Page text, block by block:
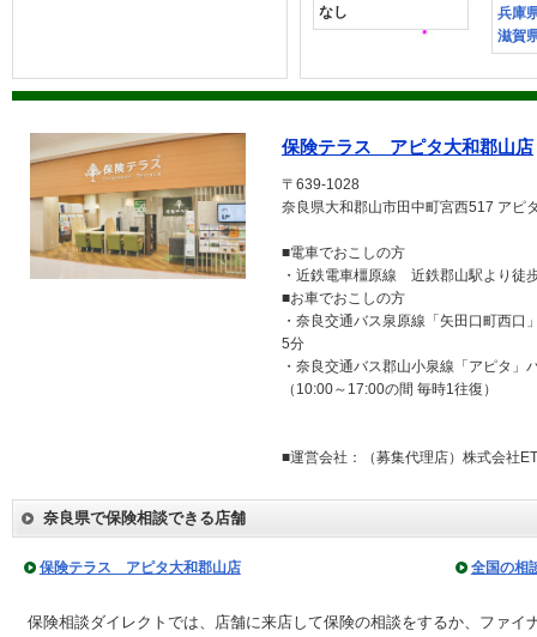
兵庫
滋賀
なし
保険テラス アピタ大和郡山店
〒639-1028
奈良県大和郡山市田中町宮西517 アピ
■電車でおこしの方
・近鉄電車橿原線 近鉄郡山駅より徒
■お車でおこしの方
・奈良交通バス泉原線「矢田口町西口
5分
・奈良交通バス郡山小泉線「アピタ」
（10:00～17:00の間 毎時1往復）
■運営会社：（募集代理店）株式会社
奈良県で保険相談できる店舗
保険テラス アピタ大和郡山店 全国の相
保険相談ダイレクトでは、店舗に来店して保険の相談をするか、ファイ